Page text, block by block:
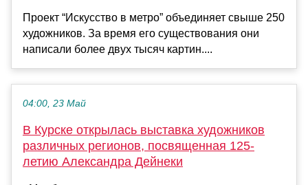
Проект “Искусство в метро” объединяет свыше 250
художников. За время его существования они
написали более двух тысяч картин....
04:00, 23 Май
В Курске открылась выставка художников
различных регионов, посвященная 125-
летию Александра Дейнеки